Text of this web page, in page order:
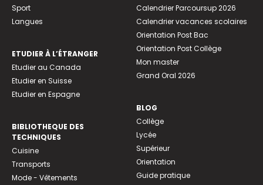
Sport
Langues
ETUDIER À L’ÉTRANGER
Etudier au Canada
Etudier en Suisse
Etudier en Espagne
BIBLIOTHEQUE DES
TECHNIQUES
Cuisine
Transports
Mode - Vêtements
Calendrier Parcoursup 2026
Calendrier vacances scolaires
Orientation Post Bac
Orientation Post Collège
Mon master
Grand Oral 2026
BLOG
Collège
Lycée
Supérieur
Orientation
Guide pratique